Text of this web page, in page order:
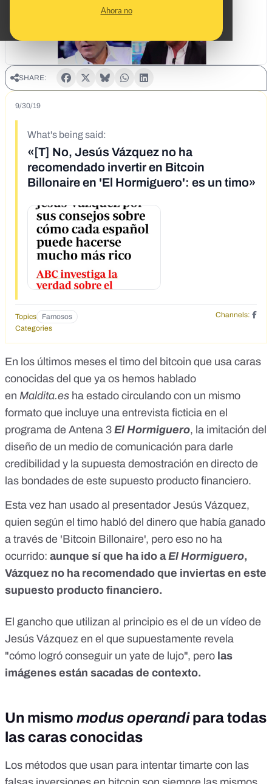
Ahora no
SHARE:
9/30/19
What's being said:
«[T] No, Jesús Vázquez no ha
recomendado invertir en Bitcoin
Billonaire en 'El Hormiguero': es un timo»
Topics Famosos
Channels:
Categories
En los últimos meses el timo del bitcoin que usa caras
conocidas del que ya os hemos hablado
en Maldita.es ha estado circulando con un mismo
formato que incluye una entrevista ficticia en el
programa de Antena 3 El Hormiguero, la imitación del
diseño de un medio de comunicación para darle
credibilidad y la supuesta demostración en directo de
las bondades de este supuesto producto financiero.
Esta vez han usado al presentador Jesús Vázquez,
quien según el timo habló del dinero que había ganado
a través de 'Bitcoin Billonaire', pero eso no ha
ocurrido: aunque sí que ha ido aEl Hormiguero,
Vázquez no ha recomendado que inviertas en este
supuesto producto financiero.
El gancho que utilizan al principio es el de un vídeo de
Jesús Vázquez en el que supuestamente revela
"cómo logró conseguir un yate de lujo", pero las
imágenes están sacadas de contexto.
Un mismo modus operandipara todas
las caras conocidas
Los métodos que usan para intentar timarte con las